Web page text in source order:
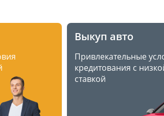
Выкуп авто
Привлекательные
кредитования с
ставкой